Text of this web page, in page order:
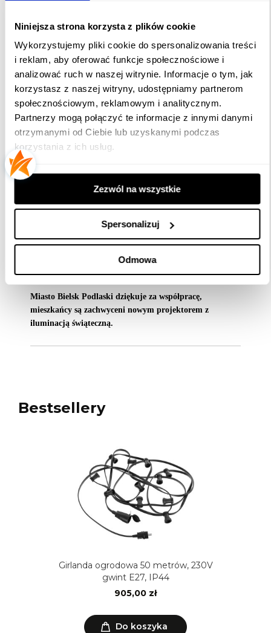
Niniejsza strona korzysta z plików cookie
Wykorzystujemy pliki cookie do spersonalizowania treści
i reklam, aby oferować funkcje społecznościowe i
analizować ruch w naszej witrynie. Informacje o tym, jak
korzystasz z naszej witryny, udostępniamy partnerom
społecznościowym, reklamowym i analitycznym.
Partnerzy mogą połączyć te informacje z innymi danymi
otrzymanymi od Ciebie lub uzyskanymi podczas
korzystania z ich usług.
Zezwól na wszystkie
Spersonalizuj
Odmowa
EXCELLENT
Obiektyw 56 mm do projektora
DIVUM 30K
5/5
1
Opinie Klientów
Miasto Bielsk Podlaski dziękuje za współpracę,
mieszkańcy są zachwyceni nowym projektorem z
iluminacją świąteczną.
Bestsellery
Girlanda ogrodowa 50 metrów, 230V
gwint E27, IP44
905,00 zł
Do koszyka